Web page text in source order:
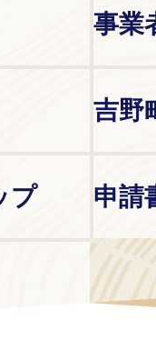
事業
吉野
プ 申請